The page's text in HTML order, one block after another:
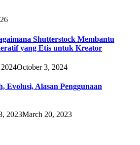
Shutterstock Membantu
yang Etis untuk Kreator
October 3, 2024
Evolusi, Alasan Penggunaan
2023March 20, 2023